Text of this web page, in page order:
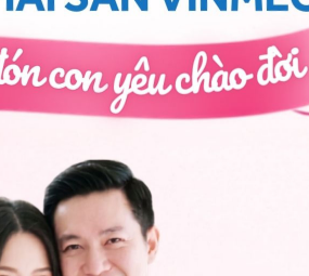
phóng noãn, dẫn đến giảm
tắc ống dẫn trứng, dẫn
làm xáo trộn chức năng
làm giảm khả năng sinh
mạc tử cung đòi hỏi phải
toàn.